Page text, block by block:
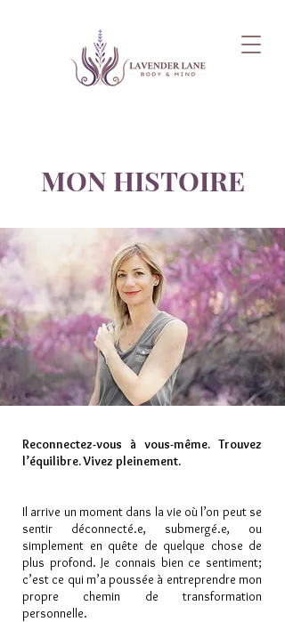
MON HISTOIRE
Reconnectez-vous à vous-même. Trouvez
l’équilibre. Vivez pleinement.
Il arrive un moment dans la vie où l’on peut se
sentir déconnecté.e, submergé.e, ou
simplement en quête de quelque chose de
plus profond. Je connais bien ce sentiment;
c’est ce qui m’a poussée à entreprendre mon
propre chemin de transformation
personnelle.